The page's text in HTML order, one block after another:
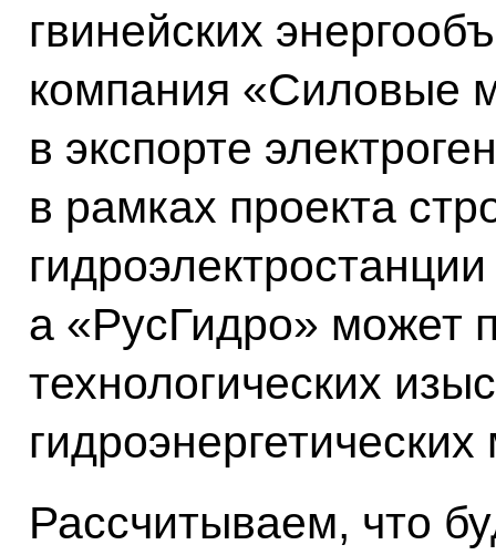
гвинейских
компания «Силовые
в экспорте
в рамках проекта
а «РусГидро» может
технологических
Рассчитываем, что